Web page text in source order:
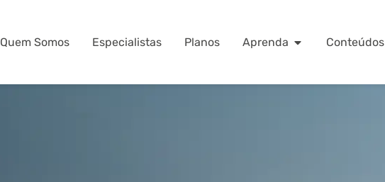
Quem Somos Especialistas Planos Aprenda Conteúdos